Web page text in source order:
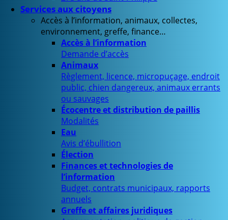
Services aux citoyens
Accès à l’information, animaux, collectes,
environnement, greffe, finance…
Accès à l’information
Demande d’accès
Animaux
Règlement, licence, micropuçage, endroit
public, chien dangereux, animaux errants
ou sauvages
Écocentre et distribution de paillis
Modalités
Eau
Avis d’ébullition
Élection
Finances et technologies de
l’information
Budget, contrats municipaux, rapports
annuels
Greffe et affaires juridiques